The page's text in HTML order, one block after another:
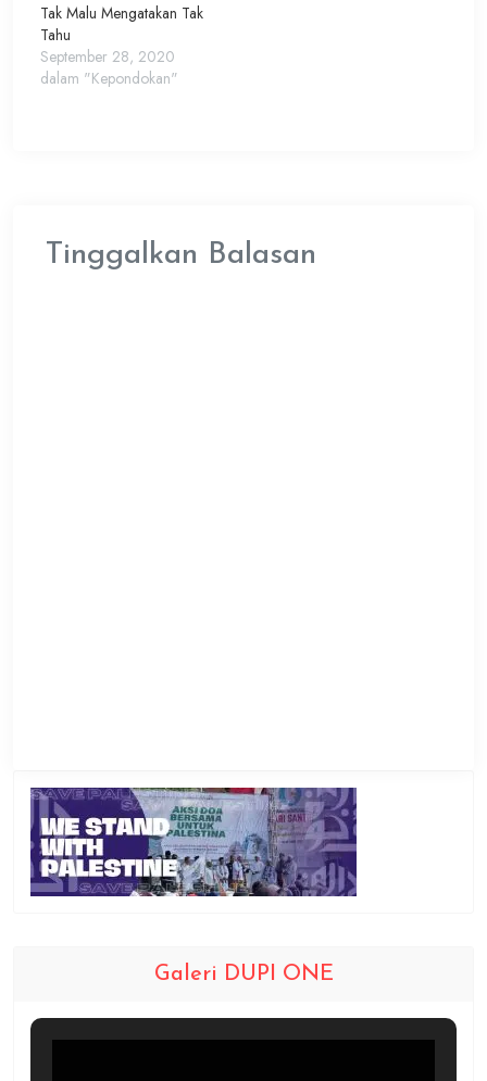
Tak Malu Mengatakan Tak
Tahu
September 28, 2020
dalam "Kepondokan"
Tinggalkan Balasan
Galeri DUPI ONE